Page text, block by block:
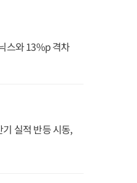
스와 13%p 격차
실적 반등 시동,